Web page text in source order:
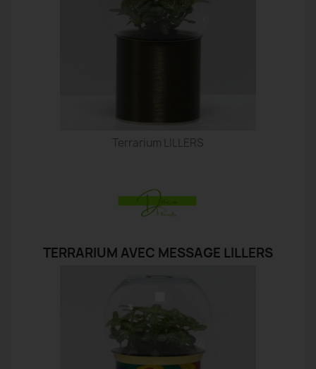
Terrarium LILLERS
TERRARIUM AVEC MESSAGE LILLERS